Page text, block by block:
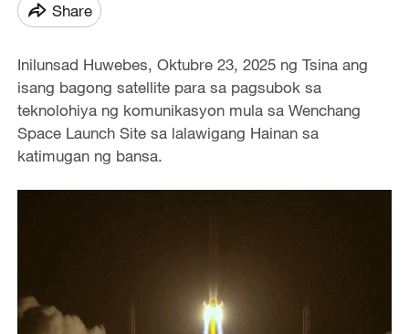
Share
Inilunsad Huwebes, Oktubre 23, 2025 ng Tsina ang
isang bagong satellite para sa pagsubok sa
teknolohiya ng komunikasyon mula sa Wenchang
Space Launch Site sa lalawigang Hainan sa
katimugan ng bansa.